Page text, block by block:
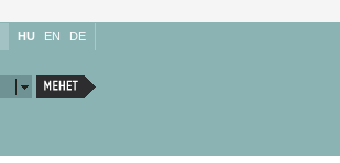
HU EN DE